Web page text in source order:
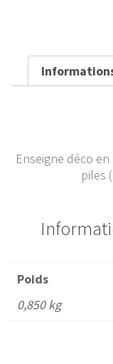
Enseigne déco
piles
Poids
0,850 kg